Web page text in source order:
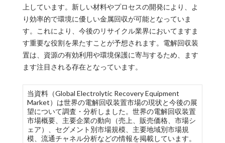
上しています。新しい材料やプロセスの開発により、よ
り効率的で環境に優しい金属回収が可能となっていま
す。これにより、今後のリサイクル業界においてますま
す重要な役割を果たすことが予想されます。電解回収装
置は、資源の有効利用や環境保護に寄与するため、ます
ます注目される存在となっています。
当資料（Global Electrolytic Recovery Equipment
Market）は世界の電解回収装置市場の現状と今後の展
望について調査・分析しました。世界の電解回収装置
市場概要、主要企業の動向（売上、販売価格、市場シ
ェア）、セグメント別市場規模、主要地域別市場規
模、流通チャネル分析などの情報を掲載しています。